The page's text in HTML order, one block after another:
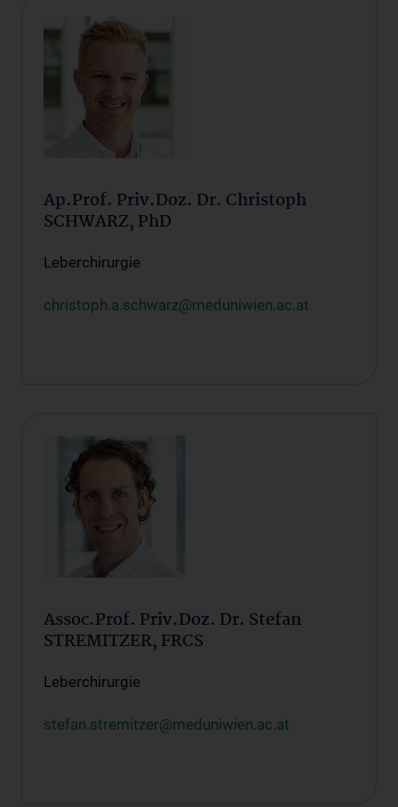
Ap.Prof. Priv.Doz. Dr. Christoph
SCHWARZ, PhD
Leberchirurgie
christoph.a.schwarz@meduniwien.ac.at
Assoc.Prof. Priv.Doz. Dr. Stefan
STREMITZER, FRCS
Leberchirurgie
stefan.stremitzer@meduniwien.ac.at